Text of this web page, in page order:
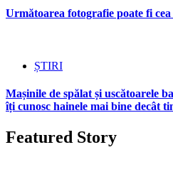
Următoarea fotografie poate fi
ȘTIRI
Mașinile de spălat și uscătoarele
îți cunosc hainele mai bine decât
Featured Story